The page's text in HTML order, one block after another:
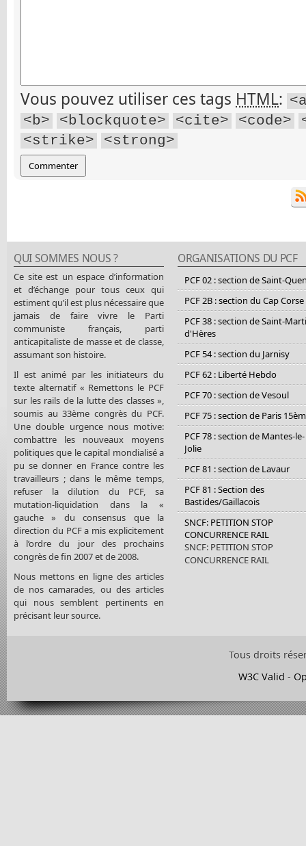
Vous pouvez utiliser ces tags HTML:
<b>
<blockquote> <cite> <code>
<strike>
<strong>
QUI SOMMES NOUS ?
Ce site est un espace d’information
et d’échange pour tous ceux qui
estiment qu’il est plus nécessaire que
jamais de faire vivre le Parti
communiste français, parti
anticapitaliste de masse et de classe,
assumant son histoire.
Il est animé par les initiateurs du
texte alternatif « Remettons le PCF
sur les rails de la lutte des classes »,
soumis au 33ème congrès du PCF.
Une double urgence nous motive:
combattre les nouveaux moyens
politiques que le capital mondialisé a
pu se donner en France contre les
travailleurs ; dans le même temps,
refuser la dilution du PCF, sa
mutation-liquidation dans la «
gauche » du consensus que la
direction du PCF a mis explicitement
à l’ordre du jour des prochains
congrès de fin 2007 et de 2008.
Nous mettons en ligne des articles
de nos camarades, ou des articles
qui nous semblent pertinents en
précisant leur source.
ORGANISATIONS DU PCF
PCF 02 : section de Saint-
PCF 2B : section du Cap Corse
PCF 38 : section de Saint-
d'Hères
PCF 54 : section du Jarnisy
PCF 62 : Liberté Hebdo
PCF 70 : section de Vesoul
PCF 75 : section de Paris
PCF 78 : section de Mantes-le-
Jolie
PCF 81 : section de Lavaur
PCF 81 : Section des
Bastides/Gaillacois
SNCF: PETITION STOP
CONCURRENCE RAIL
SNCF: PETITION STOP
CONCURRENCE RAIL
Tous droits
W3C Valid -